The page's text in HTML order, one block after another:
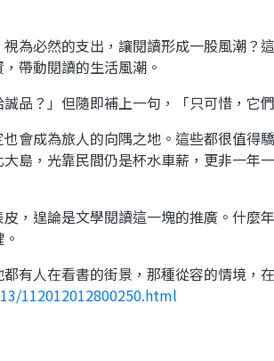
必然的支出，讓閱讀形成一股風潮？
帶動閱讀的生活風潮。
？」但隨即補上一句，「只可惜，它們
成為旅人的向隅之地。這些都很值得
島，光靠民間仍是杯水車薪，更非一年
遑論是文學閱讀這一塊的推廣。什麼
人在看書的街景，那種從容的情境，
112012012800250.html